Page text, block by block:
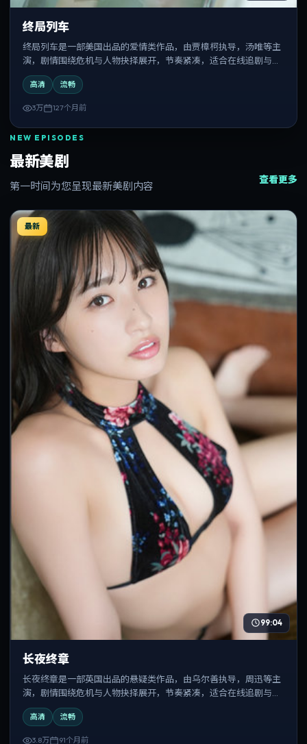
终局列车
终局列车是一部美国出品的爱情类作品，由贾樟柯执导，汤唯等主
演，剧情围绕危机与人物抉择展开，节奏紧凑，适合在线追剧与反
复观看。
高清 流畅
3万 127个月前
NEW EPISODES
最新美剧
第一时间为您呈现最新美剧内容 查看更多
最新
99:04
长夜终章
长夜终章是一部英国出品的悬疑类作品，由乌尔善执导，周迅等主
演，剧情围绕危机与人物抉择展开，节奏紧凑，适合在线追剧与反
复观看。
高清 流畅
3.8万 91个月前